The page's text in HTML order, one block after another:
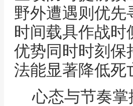
野外遭遇则优
时间载具作战
优势同时时刻保
法能显著降低死
心态与节奏